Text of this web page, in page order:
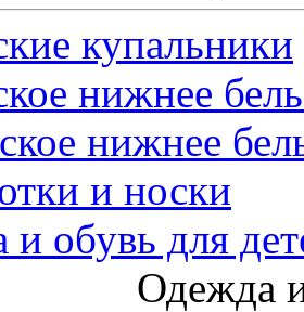
купальники
нижнее
нижнее
и носки
обувь для
Одежда